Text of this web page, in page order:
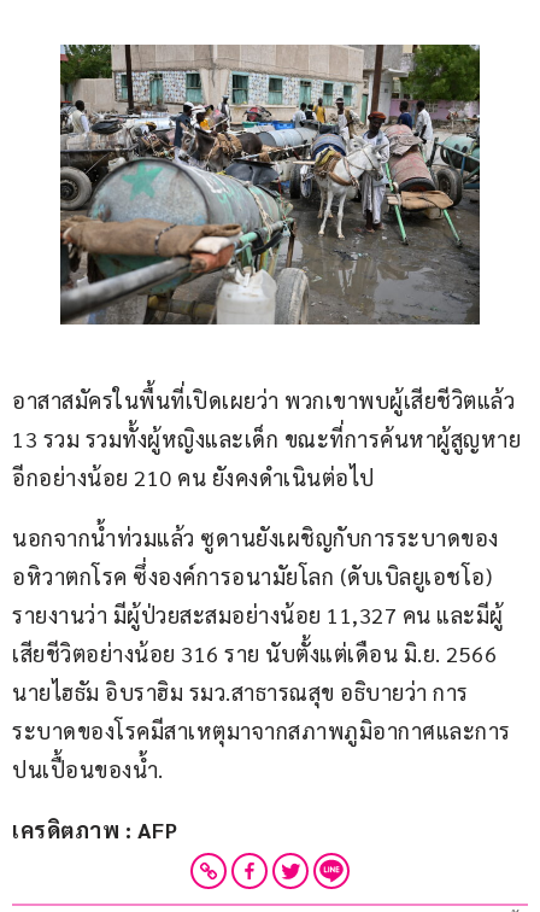
อาสาสมัครในพื้นที่เปิดเผยว่า พวกเขาพบผู้เสียชีวิตแล้ว
13 รวม รวมทั้งผู้หญิงและเด็ก ขณะที่การค้นหาผู้สูญหาย
อีกอย่างน้อย 210 คน ยังคงดำเนินต่อไป
นอกจากน้ำท่วมแล้ว ซูดานยังเผชิญกับการระบาดของ
อหิวาตกโรค ซึ่งองค์การอนามัยโลก (ดับเบิลยูเอชโอ)
รายงานว่า มีผู้ป่วยสะสมอย่างน้อย 11,327 คน และมีผู้
เสียชีวิตอย่างน้อย 316 ราย นับตั้งแต่เดือน มิ.ย. 2566
นายไฮธัม อิบราฮิม รมว.สาธารณสุข อธิบายว่า การ
ระบาดของโรคมีสาเหตุมาจากสภาพภูมิอากาศและการ
ปนเปื้อนของน้ำ.
เครดิตภาพ : AFP